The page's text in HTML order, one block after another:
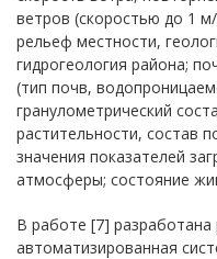
ветров (скоростью до 1
рельеф местности,
гидрогеология района;
(тип почв,
гранулометрический
растительности, состав
значения показателей
атмосферы; состояние
В работе [7] разработана
автоматизированная